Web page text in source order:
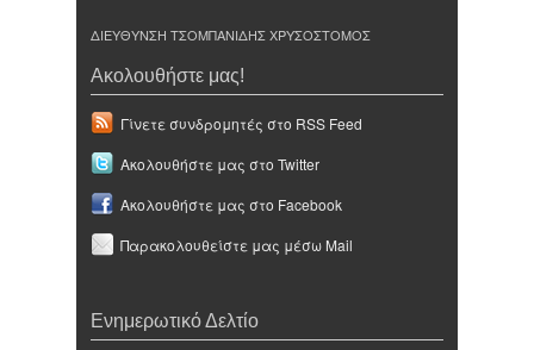
ΔΙΕΥΘΥΝΣΗ ΤΣΟΜΠΑΝΙΔΗΣ ΧΡΥΣΟΣΤΟΜΟΣ
Ακολουθήστε μας!
Γίνετε συνδρομητές στο RSS Feed
Ακολουθήστε μας στο Twitter
Ακολουθήστε μας στο Facebook
Παρακολουθείστε μας μέσω Mail
Ενημερωτικό Δελτίο